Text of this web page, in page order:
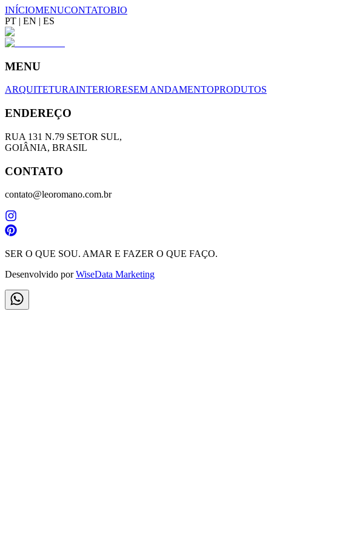
INÍCIOMENUCONTATOBIO
PT | EN | ES
MENU
ARQUITETURAINTERIORESEM ANDAMENTOPRODUTOS
ENDEREÇO
RUA 131 N.79 SETOR SUL,
GOIÂNIA, BRASIL
CONTATO
contato@leoromano.com.br
SER O QUE SOU. AMAR E FAZER O QUE FAÇO.
Desenvolvido por WiseData Marketing